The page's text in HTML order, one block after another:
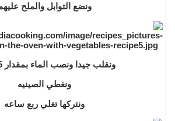
ونضع التوابل والملح
ونقلب جيدا ونصب الماء بمقدار 5 اكواب
ونغطي الصينيه
ونتركها تغلي ربع ساعه